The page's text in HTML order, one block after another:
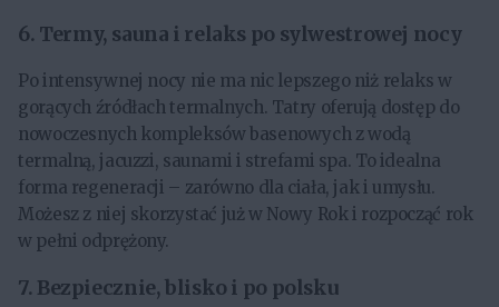
6. Termy, sauna i relaks po sylwestrowej nocy
Po intensywnej nocy nie ma nic lepszego niż relaks w
gorących źródłach termalnych. Tatry oferują dostęp do
nowoczesnych kompleksów basenowych z wodą
termalną, jacuzzi, saunami i strefami spa. To idealna
forma regeneracji – zarówno dla ciała, jak i umysłu.
Możesz z niej skorzystać już w Nowy Rok i rozpocząć rok
w pełni odprężony.
7. Bezpiecznie, blisko i po polsku